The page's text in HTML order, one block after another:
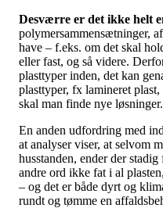
Desværre er det ikke helt
polymersammensætninger,
have – f.eks. om det skal
eller fast, og så videre.
plasttyper inden, det kan
plasttyper, fx lamineret
skal man finde nye løsninger.
En anden udfordring med
at analyser viser, at selvom
husstanden, ender der
andre ord ikke fat i al
– og det er både dyrt og
rundt og tømme en